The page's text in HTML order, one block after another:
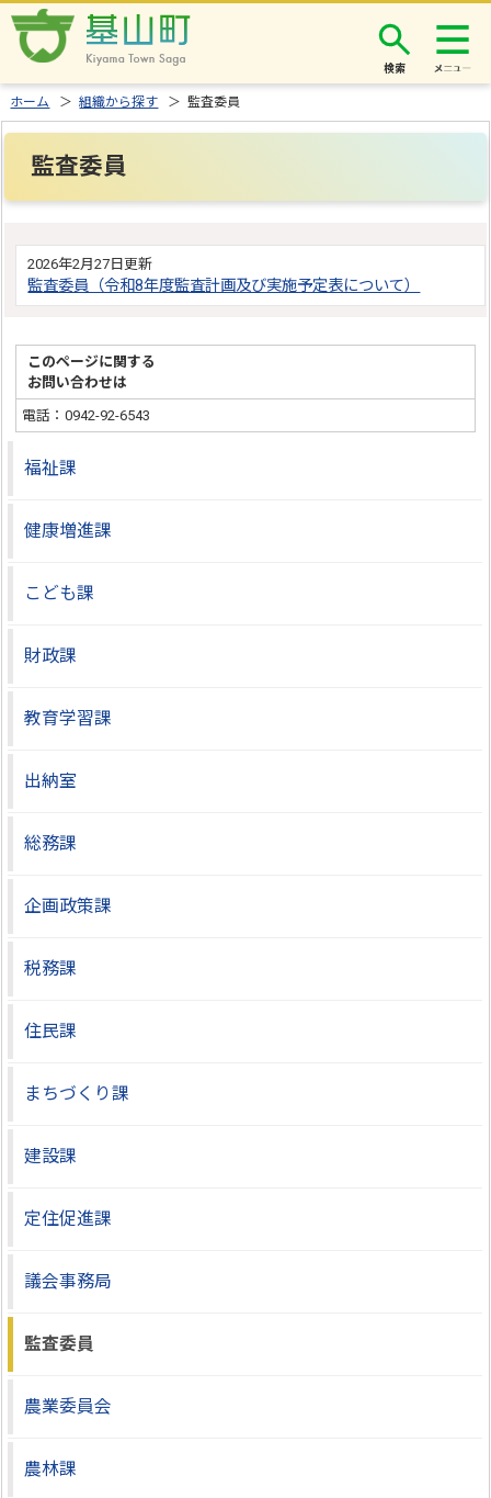
検索
ホーム ＞組織から探す ＞ 監査委員
監査委員
2026年2月27日更新
監査委員（令和8年度監査計画及び実施予定表について）
このページに関する
お問い合わせは
電話：0942-92-6543
福祉課
健康増進課
こども課
財政課
教育学習課
出納室
総務課
企画政策課
税務課
住民課
まちづくり課
建設課
定住促進課
議会事務局
監査委員
農業委員会
農林課